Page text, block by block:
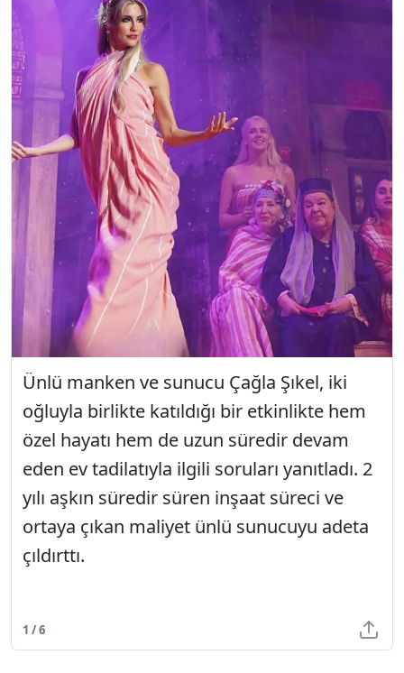
Ünlü manken ve sunucu Çağla Şıkel, iki
oğluyla birlikte katıldığı bir etkinlikte hem
özel hayatı hem de uzun süredir devam
eden ev tadilatıyla ilgili soruları yanıtladı. 2
yılı aşkın süredir süren inşaat süreci ve
ortaya çıkan maliyet ünlü sunucuyu adeta
çıldırttı.
1 / 6